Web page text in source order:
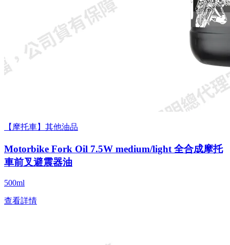
【摩托車】其他油品
Motorbike Fork Oil 7.5W medium/light 全合成摩托
車前叉避震器油
500ml
查看詳情